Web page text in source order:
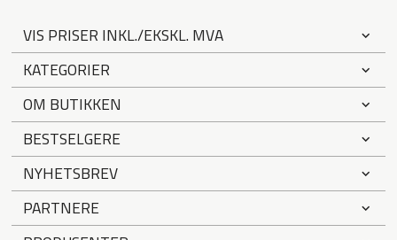
VIS PRISER INKL./EKSKL. MVA
KATEGORIER
OM BUTIKKEN
BESTSELGERE
NYHETSBREV
PARTNERE